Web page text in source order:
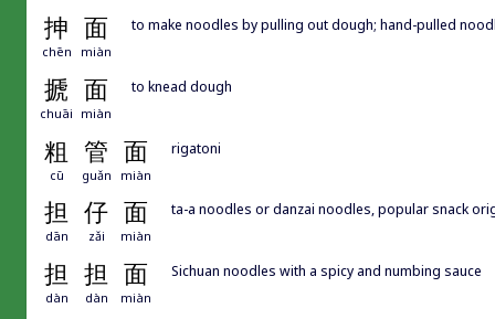
抻 面
chēn miàn
to make noodles by pulling out dough; hand-pulled
搋 面
chuāi miàn
to knead dough
粗 管 面
cū guǎn miàn
rigatoni
担 仔 面
dān zǎi miàn
ta-a noodles or danzai noodles, popular snack
担 担 面
dàn dàn miàn
Sichuan noodles with a spicy and numbing sauce